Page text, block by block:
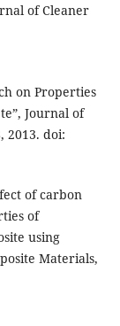
of Cleaner
on Properties
Journal of
2013. doi:
of carbon
of
using
Materials,